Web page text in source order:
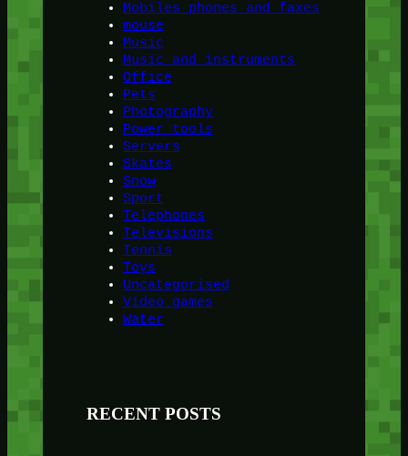
Mobiles phones and faxes
mouse
Music
Music and instruments
Office
Pets
Photography
Power tools
Servers
Skates
Snow
Sport
Telephones
Televisions
Tennis
Toys
Uncategorised
Video games
Water
RECENT POSTS